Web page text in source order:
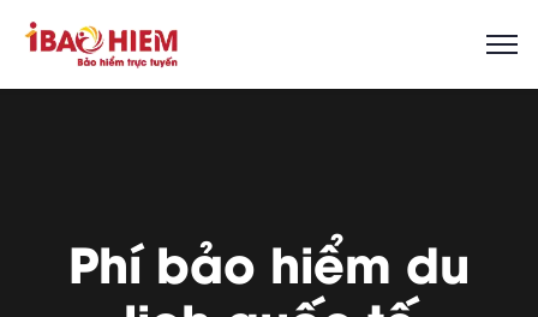
Phí bảo hiểm du